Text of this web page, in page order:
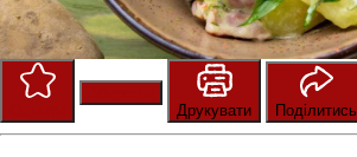
Друкувати
Поділитись